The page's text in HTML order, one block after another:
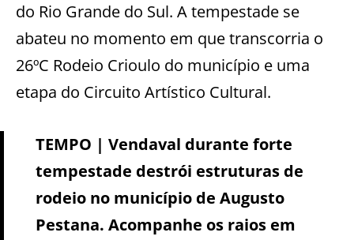
do Rio Grande do Sul. A tempestade se
abateu no momento em que transcorria o
26ºC Rodeio Crioulo do município e uma
etapa do Circuito Artístico Cultural.
TEMPO | Vendaval durante forte
tempestade destrói estruturas de
rodeio no município de Augusto
Pestana. Acompanhe os raios em